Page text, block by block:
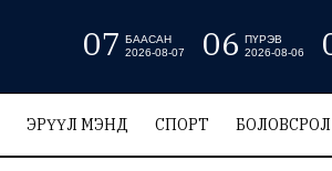
07 БААСАН
2026-08-07
06 ПҮРЭВ
2026-08-06
ЭРҮҮЛ МЭНД СПОРТ БОЛОВСРОЛ